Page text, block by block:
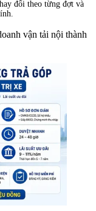
đổi theo từng đợt và
vận tải nội thành